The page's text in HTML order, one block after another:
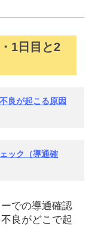
1日目と2
良が起こる原因
ック（導通確
での導通確認
良がどこで起